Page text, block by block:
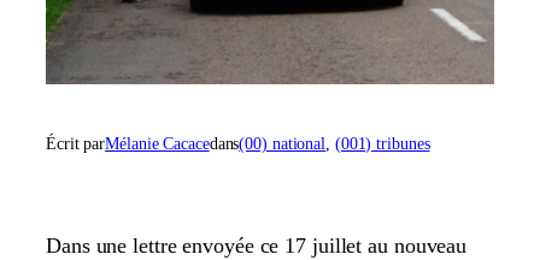
Écrit parMélanie Cacacedans(00) national (001) tribunes
Dans une lettre envoyée ce 17 juillet au nouveau